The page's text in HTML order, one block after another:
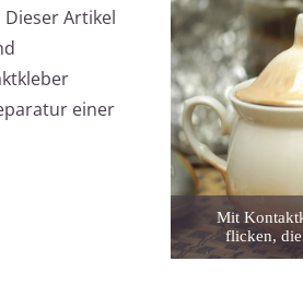
Artikel
einer
Mit
flicken,